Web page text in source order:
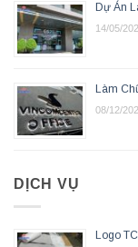
Dự Án
14/05/
Làm
08/12/
DỊCH VỤ
Logo